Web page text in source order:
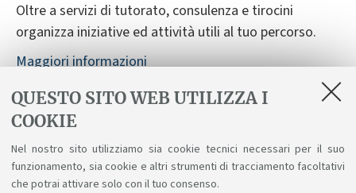
QUESTO SITO WEB UTILIZZA I
COOKIE
Nel nostro sito utilizziamo sia cookie tecnici necessari per il suo
funzionamento, sia cookie e altri strumenti di tracciamento facoltativi
che potrai attivare solo con il tuo consenso.
Oltre a servizi di tutorato, consulenza e tirocini
organizza iniziative ed attività utili al tuo percorso.
Maggiori informazioni
Orientamento per laureandi o laureati
proseguire il percorso formativo oppure accedere al
mondo del lavoro.